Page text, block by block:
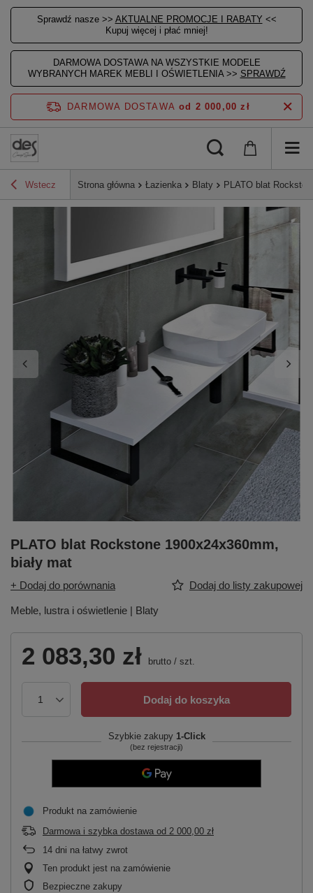
Sprawdź nasze >> AKTUALNE PROMOCJE I RABATY <<
Kupuj więcej i płać mniej!
DARMOWA DOSTAWA NA WSZYSTKIE MODELE
WYBRANYCH MAREK MEBLI I OŚWIETLENIA >> SPRAWDŹ
DARMOWA DOSTAWA od 2 000,00 zł
Wstecz Strona główna Łazienka Blaty PLATO blat
PLATO blat Rockstone 1900x24x360mm,
biały mat
+ Dodaj do porównania Dodaj do listy zakupowej
Meble, lustra i oświetlenie | Blaty
2 083,30 zł brutto / szt.
Dodaj do koszyka
Szybkie zakupy 1-Click
(bez rejestracji)
Produkt na zamówienie
Darmowa i szybka dostawa od 2 000,00 zł
14 dni na łatwy zwrot
Ten produkt jest na zamówienie
Bezpieczne zakupy